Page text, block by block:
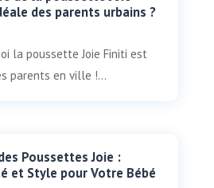
des parents urbains ?
la poussette Joie Finiti est
parents en ville !...
Poussettes Joie :
et Style pour Votre Bébé